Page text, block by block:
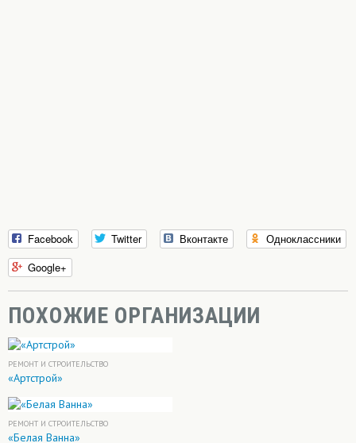
Facebook Twitter Вконтакте
Одноклассники
Google+
ПОХОЖИЕ ОРГАНИЗАЦИИ
РЕМОНТ И СТРОИТЕЛЬСТВО
«Артстрой»
РЕМОНТ И СТРОИТЕЛЬСТВО
«Белая Ванна»